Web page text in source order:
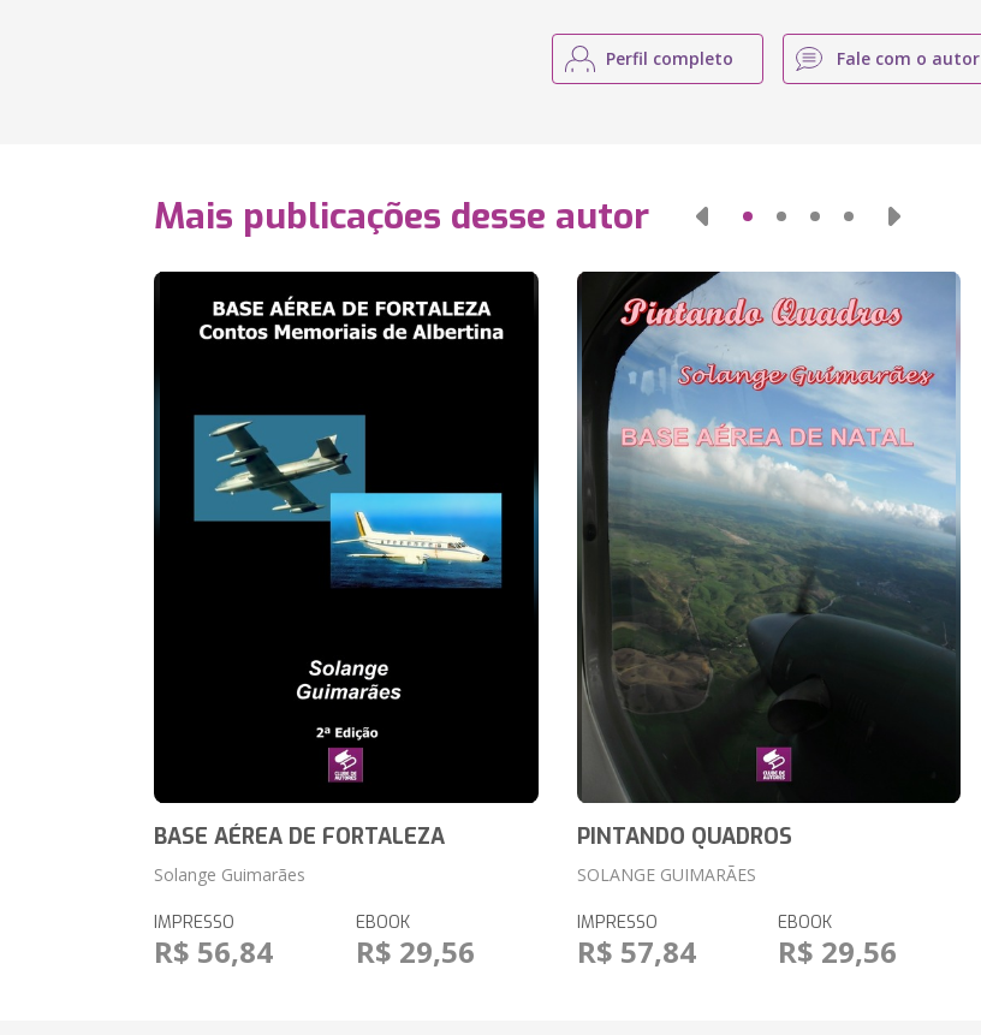
Perfil completo Fale com o autor
Mais publicações desse autor
BASE AÉREA DE FORTALEZA
Solange Guimarães
IMPRESSO
R$ 56,84
EBOOK
R$ 29,56
PINTANDO QUADROS
SOLANGE GUIMARÃES
IMPRESSO
R$ 57,84
EBOOK
R$ 29,56